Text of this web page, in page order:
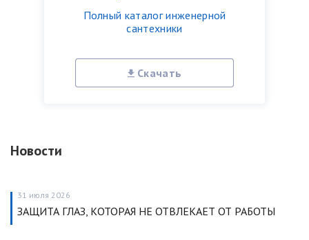
Полный каталог инженерной
сантехники
Скачать
Новости
31 июля 2026
ЗАЩИТА ГЛАЗ, КОТОРАЯ НЕ ОТВЛЕКАЕТ ОТ РАБОТЫ